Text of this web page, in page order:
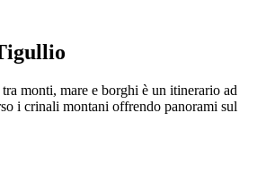
monti, mare e borghi è un itinerario ad
i crinali montani offrendo panorami sul